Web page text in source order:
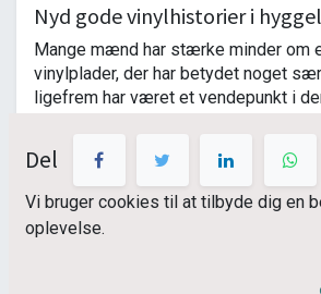
Nyd gode vinylhistorier i
Mange mænd har stærke minder om
vinylplader, der har betydet noget
ligefrem har været et vendepunkt i
denne aften, mens vi drikker et glas
vand, I spiller favoritplader I har
vi hygger os sammen i et rendyrket
LP'erne på en pladetallerken.
OBS: Det foregår på Odder
Del
Vi bruger cookies til at tilbyde dig en
oplevelse.